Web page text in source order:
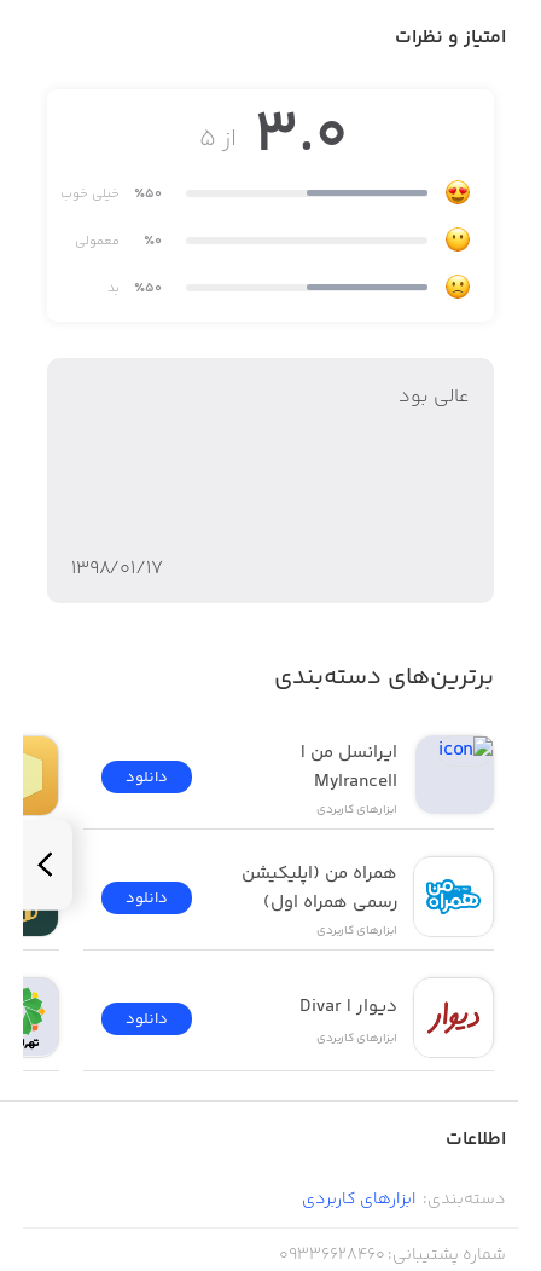
امتیاز و نظرات
از ۵ 3.0
٪50 خیلی خوب
٪0 معمولی
٪50 بد
عالي بود
۱۳۹۸/۰۱/۱۷
برترین‌های دسته‌بندی
MyIrancell
ابزار‌های کاربردی
دانلود
رسمی همراه اول)
ابزار‌های کاربردی
دانلود
دیوار | Divar
ابزار‌های کاربردی
دانلود
اطلاعات
دسته‌بندی: ابزار‌های کاربردی
شماره پشتیبانی:
09336628460